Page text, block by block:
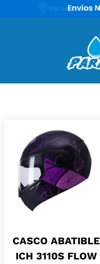
CASCO ABATIBLE
ICH 3110S FLOW